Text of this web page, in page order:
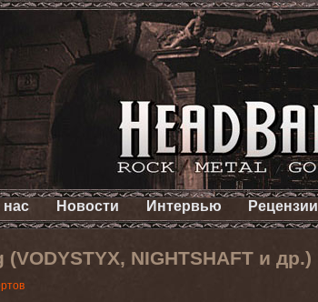
Новости Интервью Рецензии
(VODYSTYX, NIGHTSHAFT и др.)